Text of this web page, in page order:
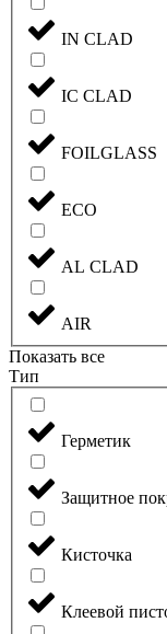
IN CLAD
IC CLAD
FOILGLASS
ECO
AL CLAD
AIR
Показать все
Тип
Герметик
Защитное
Кисточка
Клеевой